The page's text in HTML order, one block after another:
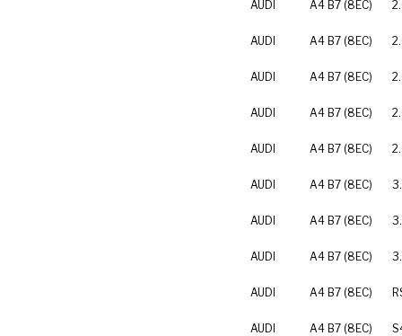
AUDI A4 B7 (8EC)
AUDI A4 B7 (8EC)
AUDI A4 B7 (8EC)
AUDI A4 B7 (8EC)
AUDI A4 B7 (8EC)
AUDI A4 B7 (8EC)
AUDI A4 B7 (8EC)
AUDI A4 B7 (8EC)
AUDI A4 B7 (8EC)
AUDI A4 B7 (8EC)